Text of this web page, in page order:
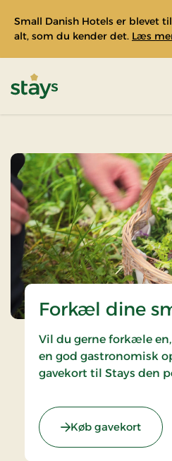
Small Danish Hotels er blevet
alt, som du kender det. Læs
Forkæl dine
Vil du gerne forkæle
en god gastronomisk
gavekort til Stays den
Køb gavekort